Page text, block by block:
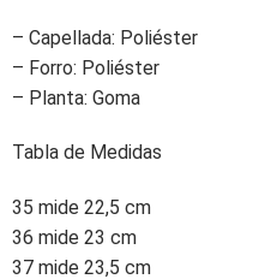
– Capellada: Poliéster
– Forro: Poliéster
– Planta: Goma
Tabla de Medidas
35 mide 22,5 cm
36 mide 23 cm
37 mide 23,5 cm